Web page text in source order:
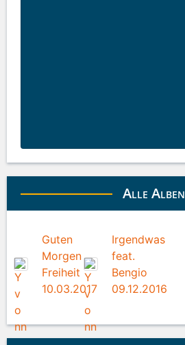
Alle Alben
Guten
Morgen
Freiheit
10.03.2017
Irgendwas
feat.
Bengio
09.12.2016